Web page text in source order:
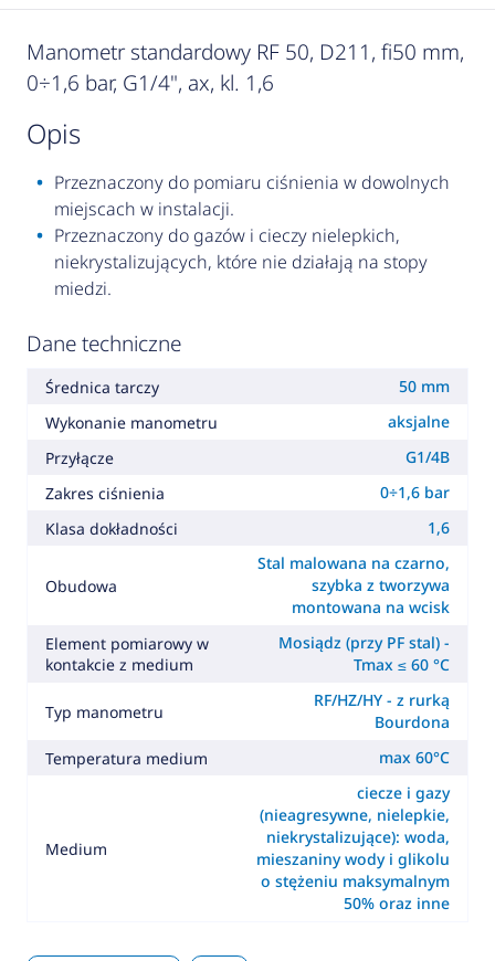
Manometr standardowy RF 50, D211, fi50 mm,
0÷1,6 bar, G1/4", ax, kl. 1,6
opis
Przeznaczony do pomiaru ciśnienia w dowolnych
miejscach w instalacji.
Przeznaczony do gazów i cieczy nielepkich,
niekrystalizujących, które nie działają na stopy
miedzi.
Dane techniczne
Średnica tarczy
50 mm
Wykonanie manometru
aksjalne
Przyłącze
G1/4B
Zakres ciśnienia
0÷1,6 bar
Klasa dokładności
1,6
Obudowa
Stal malowana na czarno,
szybka z tworzywa
montowana na wcisk
Element pomiarowy w
kontakcie z medium
Mosiądz (przy PF stal) -
Tmax ≤ 60 °C
Typ manometru
RF/HZ/HY - z rurką
Bourdona
Temperatura medium
max 60°C
Medium
ciecze i gazy
(nieagresywne, nielepkie,
niekrystalizujące): woda,
mieszaniny wody i glikolu
o stężeniu maksymalnym
50% oraz inne